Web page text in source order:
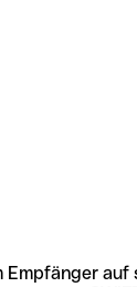
Empfänger